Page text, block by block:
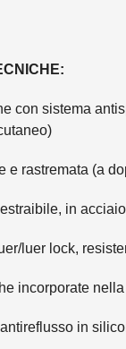
con sistema
e rastremata (a
in
luer lock,
incorporate
in